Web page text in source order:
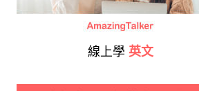
線上學 英文